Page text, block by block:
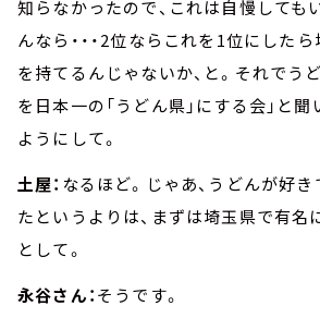
知らなかったので、これは自慢しても
んなら・・・2位ならこれを1位にした
を持てるんじゃないか、と。それでう
を日本一の「うどん県」にする会」と
ようにして。
土屋： なるほど。じゃあ、うどんが好
たというよりは、まずは埼玉県で有名
として。
永谷さん：そうです。